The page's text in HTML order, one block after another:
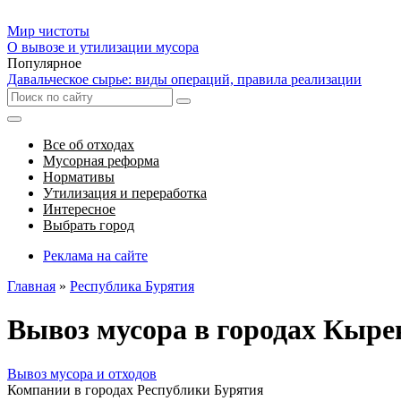
Мир чистоты
О вывозе и утилизации мусора
Популярное
Давальческое сырье: виды операций, правила реализации
Все об отходах
Мусорная реформа
Нормативы
Утилизация и переработка
Интересное
Выбрать город
Реклама на сайте
Главная » Республика Бурятия
Вывоз мусора в городах
Вывоз мусора и отходов
Компании в городах Республики Бурятия